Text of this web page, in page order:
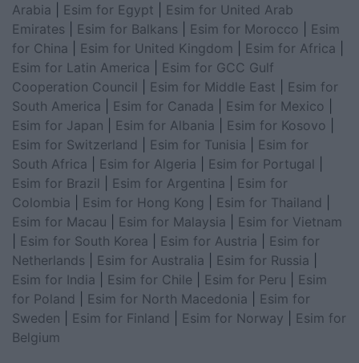
Arabia
Esim for Egypt
Esim for United Arab
Emirates
Esim for Balkans Esim for Morocco
Esim
for China
Esim for United Kingdom Esim for Africa
Esim for Latin America
Esim for GCC Gulf
Cooperation Council
Esim for Middle East
Esim for
South America
Esim for Canada Esim for Mexico
Esim for Japan
Esim for Albania Esim for Kosovo
Esim for Switzerland
Esim for Tunisia
Esim for
South Africa
Esim for Algeria Esim for Portugal
Esim for Brazil
Esim for Argentina
Esim for
Colombia
Esim for Hong Kong Esim for Thailand
Esim for Macau
Esim for Malaysia
Esim for Vietnam
Esim for South Korea Esim for Austria
Esim for
Netherlands
Esim for Australia Esim for Russia
Esim for India
Esim for Chile Esim for Peru
Esim
for Poland
Esim for North Macedonia
Esim for
Sweden
Esim for Finland Esim for Norway
Esim for
Belgium